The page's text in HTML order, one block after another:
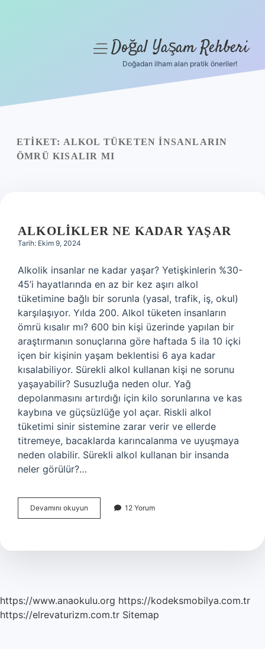
Yasal Uyarı
menüyüDoğal Yaşam Rehberi
Doğadan ilham alan pratik öneriler!
ETIKET: ALKOL TÜKETEN INSANLARIN
ÖMRÜ KISALIR MI
ALKOLIKLER NE KADAR YAŞAR
Tarih: Ekim 9, 2024
Alkolik insanlar ne kadar yaşar? Yetişkinlerin %30-
45’i hayatlarında en az bir kez aşırı alkol
tüketimine bağlı bir sorunla (yasal, trafik, iş, okul)
karşılaşıyor. Yılda 200. Alkol tüketen insanların
ömrü kısalır mı? 600 bin kişi üzerinde yapılan bir
araştırmanın sonuçlarına göre haftada 5 ila 10 içki
içen bir kişinin yaşam beklentisi 6 aya kadar
kısalabiliyor. Sürekli alkol kullanan kişi ne sorunu
yaşayabilir? Susuzluğa neden olur. Yağ
depolanmasını artırdığı için kilo sorunlarına ve kas
kaybına ve güçsüzlüğe yol açar. Riskli alkol
tüketimi sinir sistemine zarar verir ve ellerde
titremeye, bacaklarda karıncalanma ve uyuşmaya
neden olabilir. Sürekli alkol kullanan bir insanda
neler görülür?…
Devamını okuyun Alkolikler
Ne
12 Yorum
https://www.anaokulu.org https://kodeksmobilya.com.tr
https://elrevaturizm.com.tr Sitemap